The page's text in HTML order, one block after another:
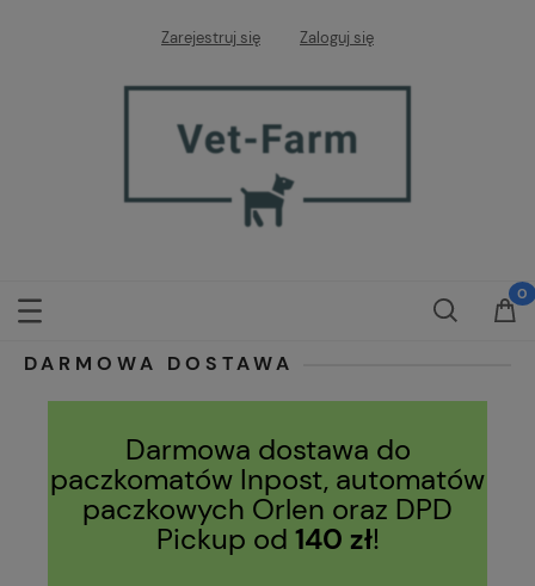
Zarejestruj się Zaloguj się
DARMOWA DOSTAWA
Darmowa dostawa do
paczkomatów Inpost, automatów
paczkowych Orlen oraz DPD
Pickup od 140 zł!